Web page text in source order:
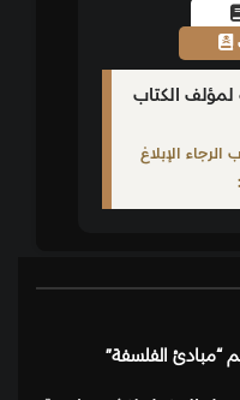
لمؤلف الكتاب
الإبلاغ
“مبادئ الفلسفة”